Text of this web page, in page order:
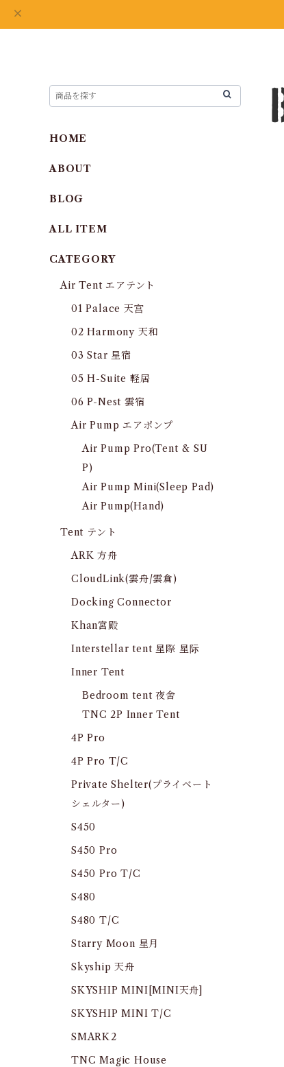
HOME
ABOUT
BLOG
ALL ITEM
CATEGORY
Air Tent エアテント
01 Palace 天宫
02 Harmony 天和
03 Star 星宿
05 H-Suite 軽居
06 P-Nest 雲宿
Air Pump エアポンプ
Air Pump Pro(Tent & SU
P)
Air Pump Mini(Sleep Pad)
Air Pump(Hand)
Tent テント
ARK 方舟
CloudLink(雲舟/雲倉)
Docking Connector
Khan宮殿
Interstellar tent 星際 星际
Inner Tent
Bedroom tent 夜舍
TNC 2P Inner Tent
4P Pro
4P Pro T/C
Private Shelter(プライベート
シェルター)
S450
S450 Pro
S450 Pro T/C
S480
S480 T/C
Starry Moon 星月
Skyship 天舟
SKYSHIP MINI[MINI天舟]
SKYSHIP MINI T/C
SMARK2
TNC Magic House